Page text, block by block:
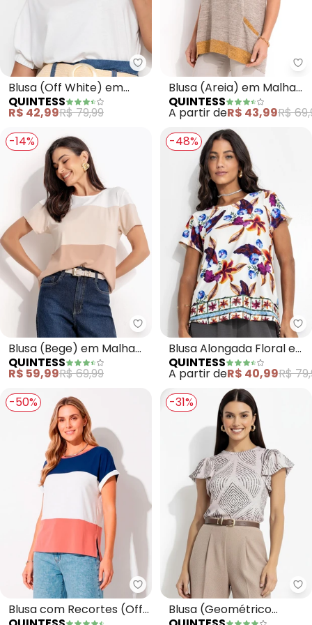
Quintess - Blusa (Off White)
Blusa (Off White) em
Malha de Viscose
QUINTESS
R$ 42,99R$ 79,99
Blusa (Areia) em Malha
Tricô
QUINTESS
A partir deR$ 43,99R$
-14%
Quintess - Blusa (Bege) em
Blusa (Bege) em Malha
de Viscose
QUINTESS
R$ 59,99R$ 69,99
-48%
Blusa Alongada Floral em
Malha Fria com Barrado
e Manga Curta
QUINTESS
A partir deR$ 40,99R$
-50%
Quintess - Blusa com Recortes
Blusa com Recortes (Off
-31%
Blusa (Geométrico